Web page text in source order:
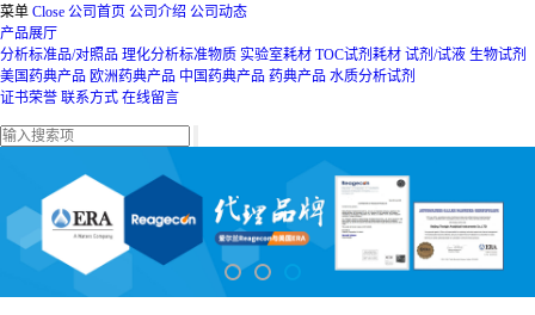
菜单 Close 公司首页 公司介绍 公司动态
产品展厅
分析标准品/对照品 理化分析标准物质 实验室耗材 TOC试剂耗材 试剂/试液 生物试剂
美国药典产品 欧洲药典产品 中国药典产品 药典产品 水质分析试剂
证书荣誉 联系方式 在线留言